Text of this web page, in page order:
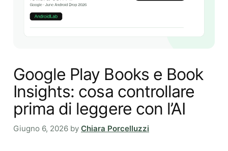
Google Play Books e Book
Insights: cosa controllare
prima di leggere con l’AI
Giugno 6, 2026 by Chiara Porcelluzzi